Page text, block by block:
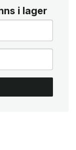
i lager